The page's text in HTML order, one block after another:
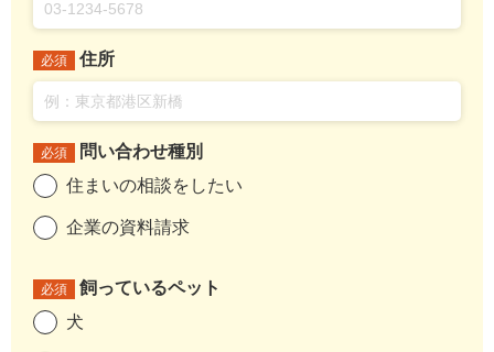
必須 住所
必須
問い合わせ種別
住まいの相談をしたい
企業の資料請求
必須
飼っているペット
犬